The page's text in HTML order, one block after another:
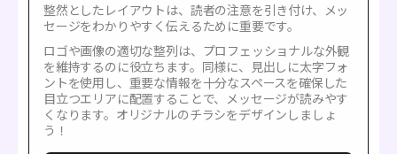
整然としたレイアウトは、読者の注意を引き付け、メッ
セージをわかりやすく伝えるために重要です。
ロゴや画像の適切な整列は、プロフェッショナルな外観
を維持するのに役立ちます。同様に、見出しに太字フォ
ントを使用し、重要な情報を十分なスペースを確保した
目立つエリアに配置することで、メッセージが読みやす
くなります。オリジナルのチラシをデザインしましょ
う！